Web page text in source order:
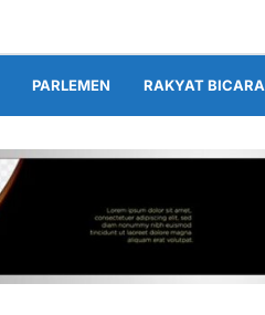
PARLEMEN RAKYAT BICARA